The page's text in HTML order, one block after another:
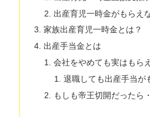
出産育児一時金がもらえ
家族出産育児一時金とは？
出産手当金とは
会社をやめても実はもら
退職しても出産手当が
もしも帝王切開だったら